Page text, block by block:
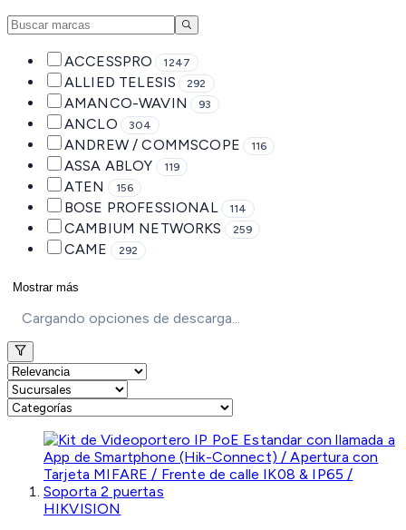
ACCESSPRO 1247
ALLIED TELESIS 292
AMANCO-WAVIN 93
ANCLO 304
ANDREW / COMMSCOPE 116
ASSA ABLOY 119
ATEN 156
BOSE PROFESSIONAL 114
CAMBIUM NETWORKS 259
CAME 292
Mostrar más
Cargando opciones de descarga...
HIKVISION